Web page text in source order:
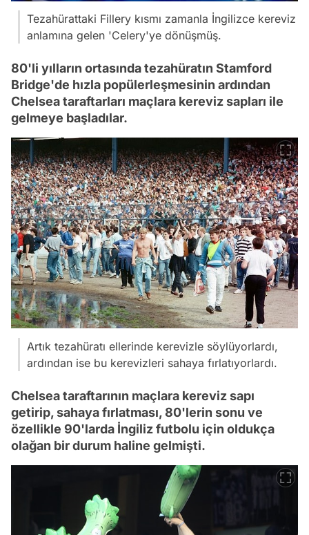
Tezahürattaki Fillery kısmı zamanla İngilizce kereviz
anlamına gelen 'Celery'ye dönüşmüş.
80'li yılların ortasında tezahüratın Stamford
Bridge'de hızla popülerleşmesinin ardından
Chelsea taraftarları maçlara kereviz sapları ile
gelmeye başladılar.
Artık tezahüratı ellerinde kerevizle söylüyorlardı,
ardından ise bu kerevizleri sahaya fırlatıyorlardı.
Chelsea taraftarının maçlara kereviz sapı
getirip, sahaya fırlatması, 80'lerin sonu ve
özellikle 90'larda İngiliz futbolu için oldukça
olağan bir durum haline gelmişti.